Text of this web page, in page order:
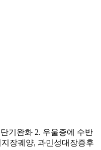
기완화 2. 우울증에 수반
장궤양, 과민성대장증후